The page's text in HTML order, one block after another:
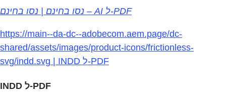
נסו בחינם | נסו בחינם – AI ל‏-PDF
https://main--da-dc--adobecom.aem.page/dc-
shared/assets/images/product-icons/frictionless-
svg/indd.svg | INDD ל‏-PDF
INDD ל‏-PDF